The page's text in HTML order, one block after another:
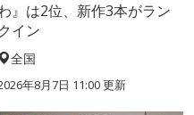
』は2位、新作3本がラン
クイン
全国
年8月7日 11:00更新